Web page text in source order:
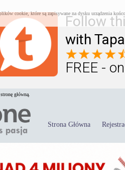
Follow
with
FREE -
cookie, które są zapisywane na dysku urządzenia
główną.
Strona Główna